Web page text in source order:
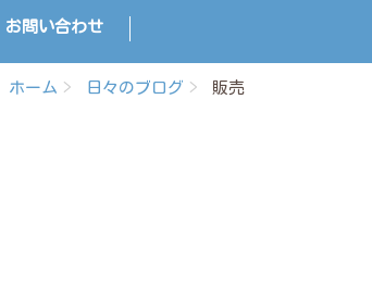
お問い合わせ
ホーム 日々のブログ 販売